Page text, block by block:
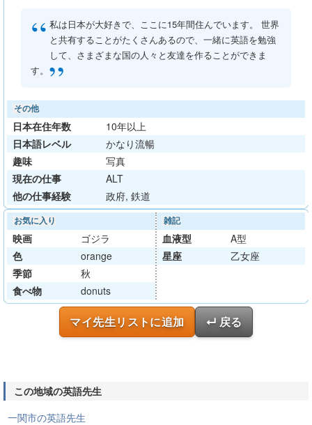
“ 私は日本が大好きで、ここに15年間住んでいます。 世界
と共有することがたくさんあるので、一緒に英語を勉強
して、さまざまな国の人々と友達を作ることができま
す。 ”
その他
日本在住年数
10年以上
日本語レベル
かなり流暢
趣味
写真
現在の仕事
ALT
他の仕事経験
政府, 鉄道
お気に入り
映画
ゴジラ
色
orange
季節
秋
食べ物
donuts
雑記
血液型
A型
星座
乙女座
マイ先生リストに追加 ↵ 戻る
この地域の英語先生
一関市の英語先生